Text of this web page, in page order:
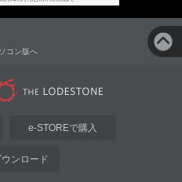
コン版へ
e-STOREで購入
ンロード